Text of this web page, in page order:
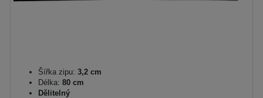
Šířka zipu: 3,2 cm
Délka: 80 cm
Dělitelný